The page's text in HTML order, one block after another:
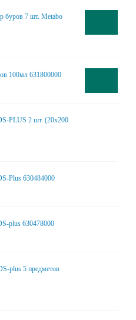
буров 7 шт. Metabo
100мл 631800000
PLUS 2 шт. (20х200
Plus 630484000
plus 630478000
plus 5 предметов